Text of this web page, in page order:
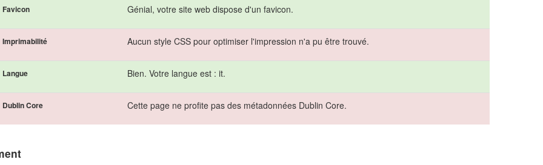
Favicon Génial, votre site web dispose d'un favicon.
Imprimabilité Aucun style CSS pour optimiser l'impression n'a pu être trouvé.
Langue Bien. Votre langue est : it.
Dublin Core Cette page ne profite pas des métadonnées Dublin Core.